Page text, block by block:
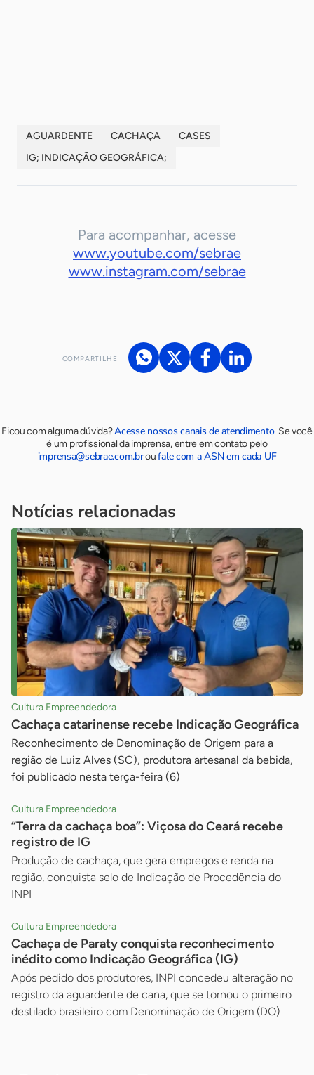
AGUARDENTE CACHAÇA
CASES
IG; INDICAÇÃO GEOGRÁFICA;
Para acompanhar, acesse
www.youtube.com/sebrae
www.instagram.com/sebrae
COMPARTILHE
Ficou com alguma dúvida?Acesse nossos canais de atendimento. Se você
é um profissional da imprensa, entre em contato pelo
imprensa@sebrae.com.broufale com a ASN em cada UF
Notícias relacionadas
Cultura Empreendedora
Cachaça catarinense recebe Indicação Geográfica
Reconhecimento de Denominação de Origem para a
região de Luiz Alves (SC), produtora artesanal da bebida,
foi publicado nesta terça-feira (6)
Cultura Empreendedora
“Terra da cachaça boa”: Viçosa do Ceará recebe
registro de IG
Produção de cachaça, que gera empregos e renda na
região, conquista selo de Indicação de Procedência do
INPI
Cultura Empreendedora
Cachaça de Paraty conquista reconhecimento
inédito como Indicação Geográfica (IG)
Após pedido dos produtores, INPI concedeu alteração no
registro da aguardente de cana, que se tornou o primeiro
destilado brasileiro com Denominação de Origem (DO)